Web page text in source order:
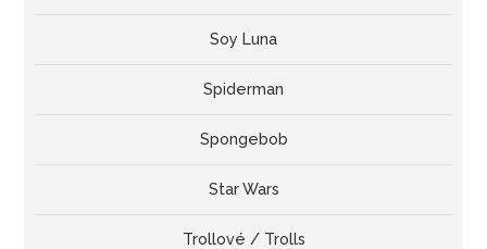
Soy Luna
Spiderman
Spongebob
Star Wars
Trollové / Trolls